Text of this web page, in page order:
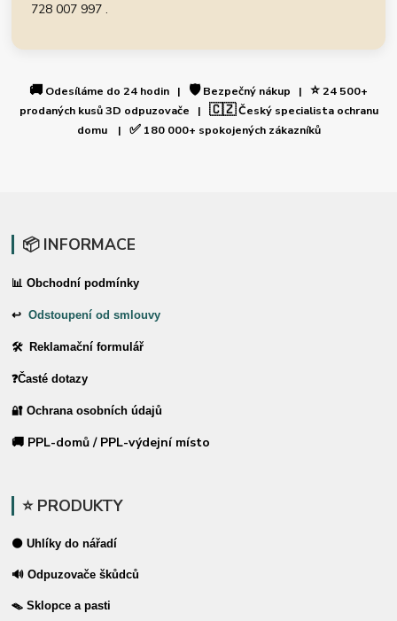
728 007 997 .
🚚 Odesíláme do 24 hodin | 🛡️Bezpečný nákup | ⭐24 500+
prodaných kusů 3D odpuzovače | 🇨🇿Český specialista ochranu
domu | ✅180 000+ spokojených zákazníků
📦 INFORMACE
📊 Obchodní podmínky
↩Odstoupení od smlouvy
🛠 Reklamační formulář
❓Časté dotazy
🔐 Ochrana osobních údajů
🚚 PPL-domů / PPL-výdejní místo
⭐ PRODUKTY
⚫ Uhlíky do nářadí
🔊 Odpuzovače škůdců
🪤 Sklopce a pasti